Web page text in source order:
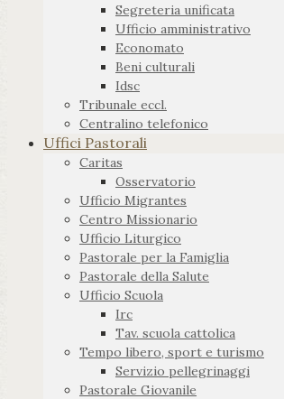
Segreteria unificata
Ufficio amministrativo
Economato
Beni culturali
Idsc
Tribunale eccl.
Centralino telefonico
Uffici Pastorali
Caritas
Osservatorio
Ufficio Migrantes
Centro Missionario
Ufficio Liturgico
Pastorale per la Famiglia
Pastorale della Salute
Ufficio Scuola
Irc
Tav. scuola cattolica
Tempo libero, sport e turismo
Servizio pellegrinaggi
Pastorale Giovanile